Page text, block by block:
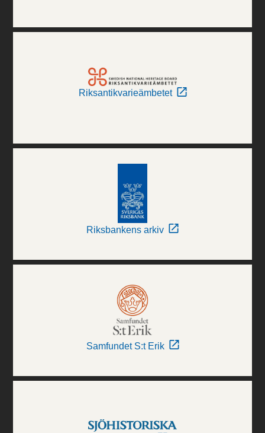
Riksantikvarieämbetet
Riksbankens arkiv
Samfundet S:t Erik